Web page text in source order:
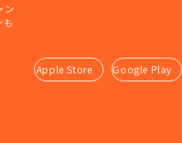
ン
も
Apple Store Google Play